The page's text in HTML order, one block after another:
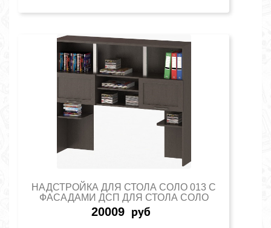
НАДСТРОЙКА ДЛЯ СТОЛА СОЛО 013 С
ФАСАДАМИ ДСП ДЛЯ СТОЛА СОЛО
20009 руб